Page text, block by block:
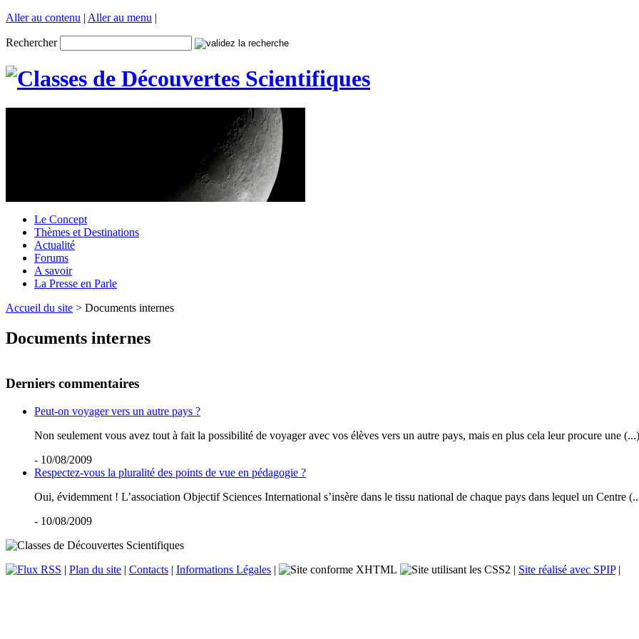
Aller au contenu | Aller au menu |
Rechercher
Le Concept
Thèmes et Destinations
Actualité
Forums
A savoir
La Presse en Parle
Accueil du site > Documents internes
Documents internes
Derniers commentaires
Peut-on voyager vers un autre pays ?
Non seulement vous avez tout à fait la possibilité de voyager avec vos élèves vers un autre pays, mais en plus cela leur procure une (...)
- 10/08/2009
Respectez-vous la pluralité des points de vue en pédagogie ?
Oui, évidemment ! L’association Objectif Sciences International s’insère dans le tissu national de chaque pays dans lequel un Centre
- 10/08/2009
| Plan du site | Contacts | Informations Légales | | Site réalisé avec SPIP|